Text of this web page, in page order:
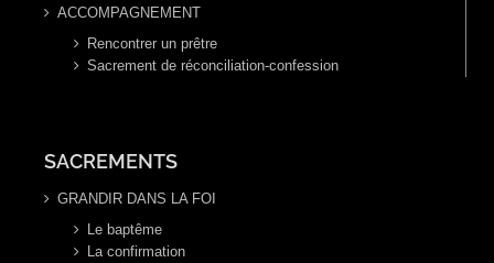
ACCOMPAGNEMENT
Rencontrer un prêtre
Sacrement de réconciliation-confession
SACREMENTS
GRANDIR DANS LA FOI
Le baptême
La confirmation